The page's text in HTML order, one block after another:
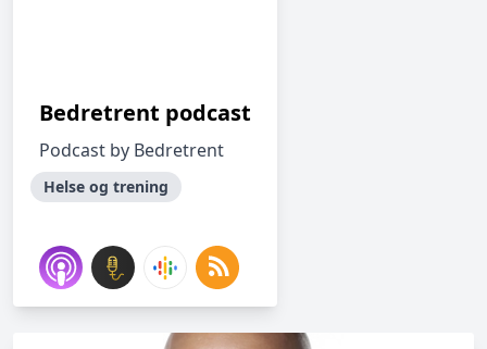
Bedretrent podcast
Podcast by Bedretrent
Helse og trening